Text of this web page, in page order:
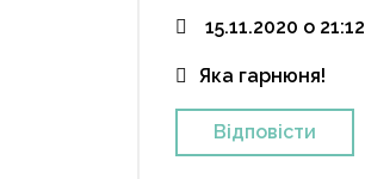
15.11.2020 о 21:12
Яка гарнюня!
Відповіcти